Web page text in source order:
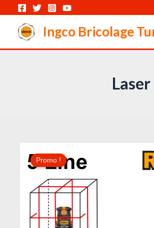
contenu
Ingco Bricolage
Promo !